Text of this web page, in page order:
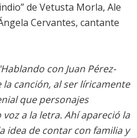
de Vetusta Morla, Ale
Cervantes, cantante
con Juan Pérez-
canción, al ser líricamente
que personajes
a la letra. Ahí apareció la
idea de contar con familia y